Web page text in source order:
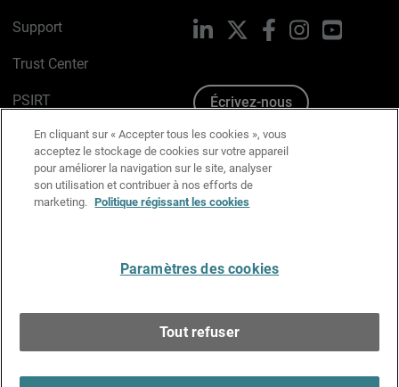
Support
Trust Center
PSIRT
Avis sur les cookies
Politique de confidentialité
Charte Graphique
LinkedIn FacebookInstagramYouTube
Écrivez-nous
En cliquant sur « Accepter tous les cookies », vous
acceptez le stockage de cookies sur votre appareil
pour améliorer la navigation sur le site, analyser
son utilisation et contribuer à nos efforts de
marketing. Politique régissant les cookies
Paramètres des cookies
Tout refuser